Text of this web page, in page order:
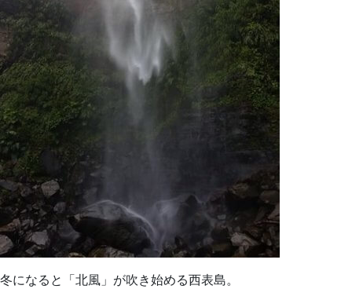
冬になると「北風」が吹き始める西表島。